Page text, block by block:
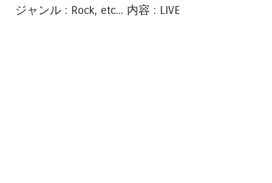
ジャンル : Rock, etc... 内容 : LIVE